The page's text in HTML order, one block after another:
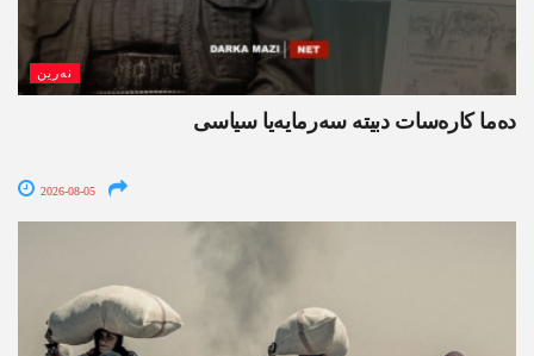
نەرین
ده‌ما کاره‌سات دبیتە سه‌رمایه‌یا سیاسی
2026-08-05